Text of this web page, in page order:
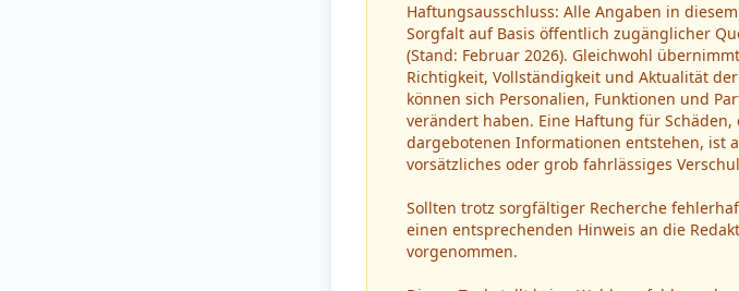
Haftungsausschluss: Alle Angaben in
Sorgfalt auf Basis öffentlich zugänglicher
(Stand: Februar 2026). Gleichwohl
Richtigkeit, Vollständigkeit und Aktualität
können sich Personalien, Funktionen und
verändert haben. Eine Haftung für
dargebotenen Informationen entstehen, ist
vorsätzliches oder grob fahrlässiges
Sollten trotz sorgfältiger Recherche
einen entsprechenden Hinweis an die
vorgenommen.